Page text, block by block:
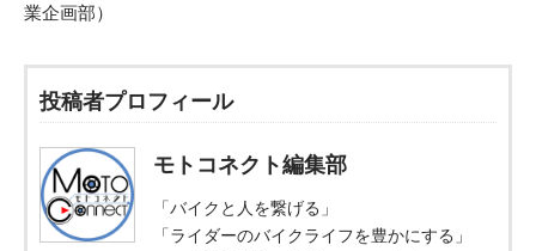
業企画部）
投稿者プロフィール
モトコネクト編集部
「バイクと人を繋げる」
「ライダーのバイクライフを豊かにする」